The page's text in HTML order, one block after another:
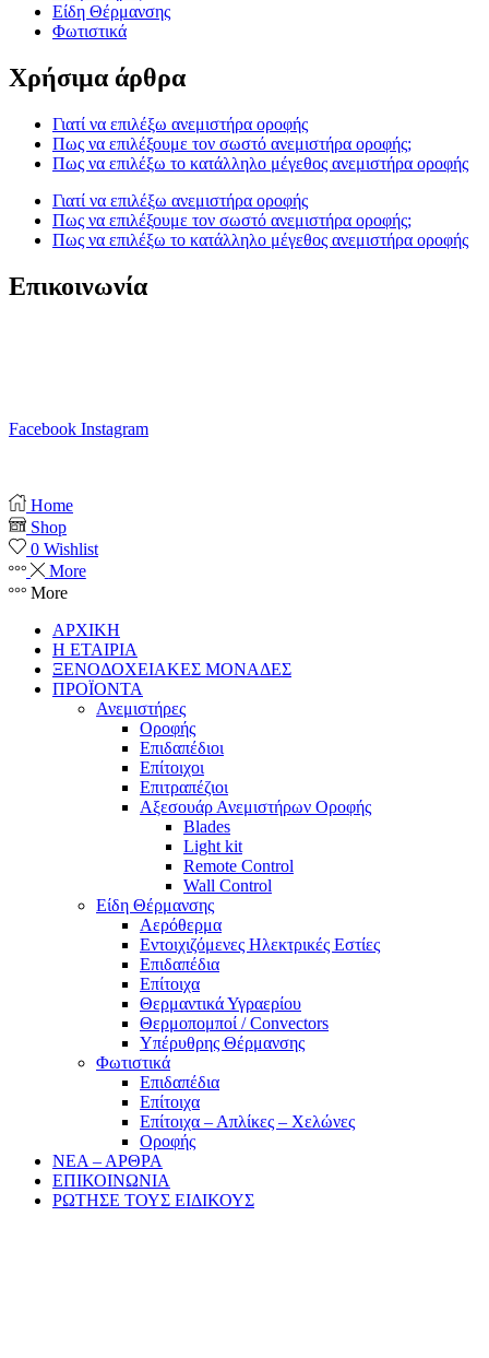
Είδη Θέρμανσης
Φωτιστικά
Χρήσιμα άρθρα
Γιατί να επιλέξω ανεμιστήρα οροφής
Πως να επιλέξουμε τον σωστό ανεμιστήρα οροφής;
Πως να επιλέξω το κατάλληλο μέγεθος ανεμιστήρα οροφής
Γιατί να επιλέξω ανεμιστήρα οροφής
Πως να επιλέξουμε τον σωστό ανεμιστήρα οροφής;
Πως να επιλέξω το κατάλληλο μέγεθος ανεμιστήρα οροφής
Επικοινωνία
Facebook Instagram
Home
Shop
0 Wishlist
More
More
ΑΡΧΙΚΗ
Η ΕΤΑΙΡΙΑ
ΞΕΝΟΔΟΧΕΙΑΚΕΣ ΜΟΝΑΔΕΣ
ΠΡΟΪΟΝΤΑ
Ανεμιστήρες
Οροφής
Επιδαπέδιοι
Επίτοιχοι
Επιτραπέζιοι
Αξεσουάρ Ανεμιστήρων Οροφής
Blades
Light kit
Remote Control
Wall Control
Είδη Θέρμανσης
Αερόθερμα
Εντοιχιζόμενες Ηλεκτρικές Εστίες
Επιδαπέδια
Επίτοιχα
Θερμαντικά Υγραερίου
Θερμοπομποί / Convectors
Υπέρυθρης Θέρμανσης
Φωτιστικά
Επιδαπέδια
Επίτοιχα
Επίτοιχα – Απλίκες – Χελώνες
Οροφής
ΝΕΑ – ΑΡΘΡΑ
ΕΠΙΚΟΙΝΩΝΙΑ
ΡΩΤΗΣΕ ΤΟΥΣ ΕΙΔΙΚΟΥΣ